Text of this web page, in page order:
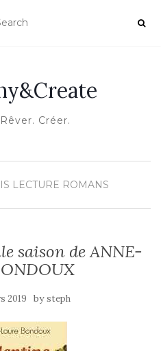
Créer.
LECTURE ROMANS
saison de ANNE-
2019 bysteph